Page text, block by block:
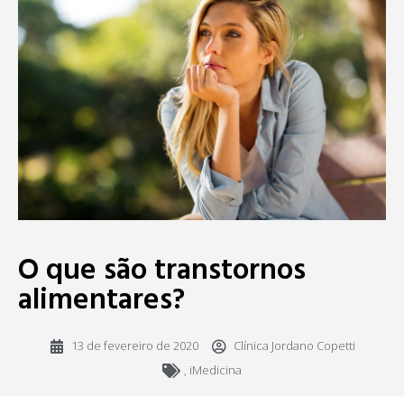
O que são transtornos
alimentares?
13 de fevereiro de 2020
Clínica Jordano Copetti
, iMedicina